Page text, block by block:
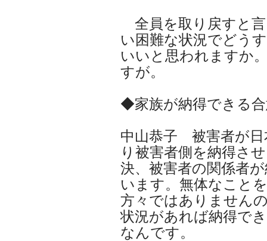
全員を取り戻すと
い困難な状況でどう
いいと思われますか
すが。
◆家族が納得できる
中山恭子 被害者が日
り被害者側を納得さ
決、被害者の関係者
います。無体なこと
方々ではありません
状況があれば納得で
なんです。